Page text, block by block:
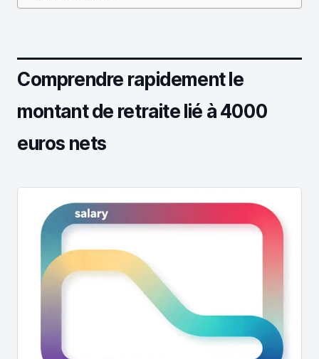
Comprendre rapidement le
montant de retraite lié à 4000
euros nets